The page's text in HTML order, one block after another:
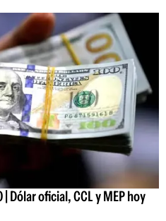
Dólar oficial, CCL y MEP hoy